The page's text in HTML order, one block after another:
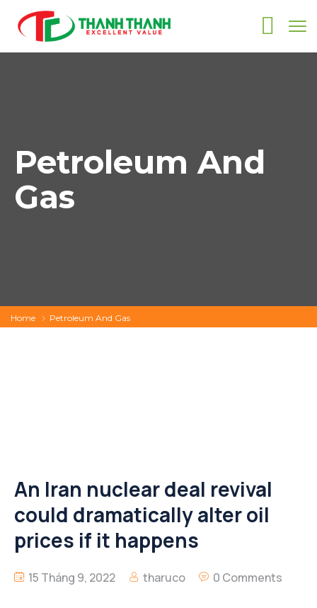
Petroleum And
Gas
Home Petroleum And Gas
An Iran nuclear deal revival
could dramatically alter oil
prices if it happens
15 Tháng 9, 2022 tharuco 0 Comments